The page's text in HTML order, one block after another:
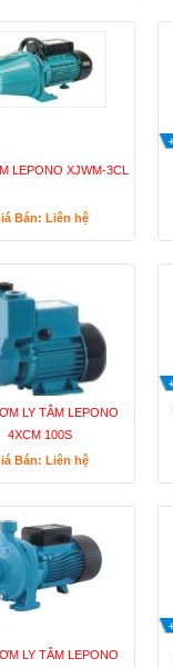
LEPONO XJWM-3CL
Bán: Liên hệ
LY TÂM LEPONO
4XCM 100S
Bán: Liên hệ
LY TÂM LEPONO